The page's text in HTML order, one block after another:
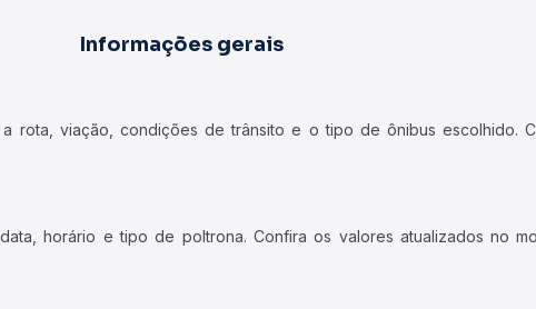
Informações gerais
viação, condições de trânsito e o tipo de ônibus escolhido.
horário e tipo de poltrona. Confira os valores atualizados no